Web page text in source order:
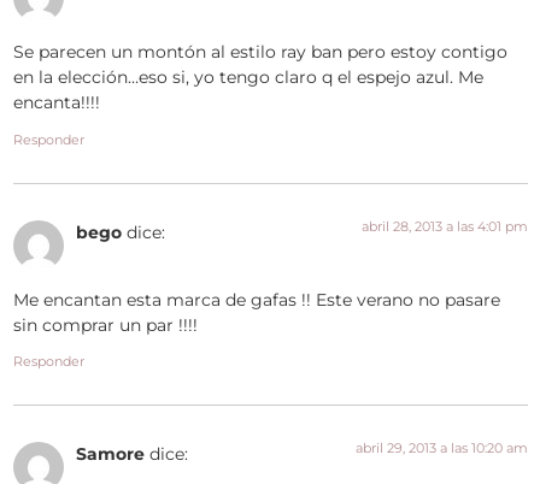
Se parecen un montón al estilo ray ban pero estoy contigo
en la elección…eso si, yo tengo claro q el espejo azul. Me
encanta!!!!
Responder
bego dice: abril 28, 2013 a las 4:01 pm
Me encantan esta marca de gafas !! Este verano no pasare
sin comprar un par !!!!
Responder
Samore dice: abril 29, 2013 a las 10:20 am